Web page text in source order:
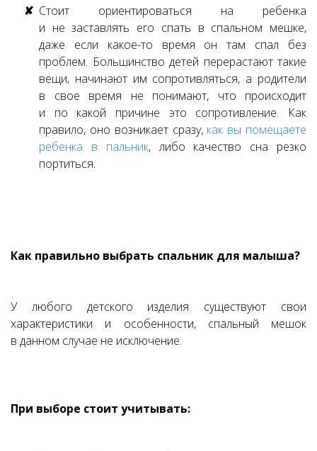
Стоит ориентироваться на ребенка
и не заставлять его спать в спальном мешке,
даже если какое-то время он там спал без
проблем. Большинство детей перерастают такие
вещи, начинают им сопротивляться, а родители
в свое время не понимают, что происходит
и по какой причине это сопротивление. Как
правило, оно возникает сразу, как вы помещаете
ребенка в пальник, либо качество сна резко
портиться.
Как правильно выбрать спальник для малыша?
У любого детского изделия существуют свои
характеристики и особенности, спальный мешок
в данном случае не исключение.
При выборе стоит учитывать: